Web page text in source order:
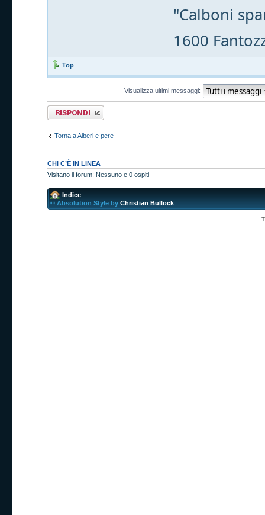
"Calboni
1600
Top
Visualizza ultimi messaggi:
Rispondi al
messaggio
Torna a Alberi e pere
CHI C’È IN LINEA
Visitano il forum: Nessuno e 0 ospiti
Indice
© Absolution Style by Christian Bullock